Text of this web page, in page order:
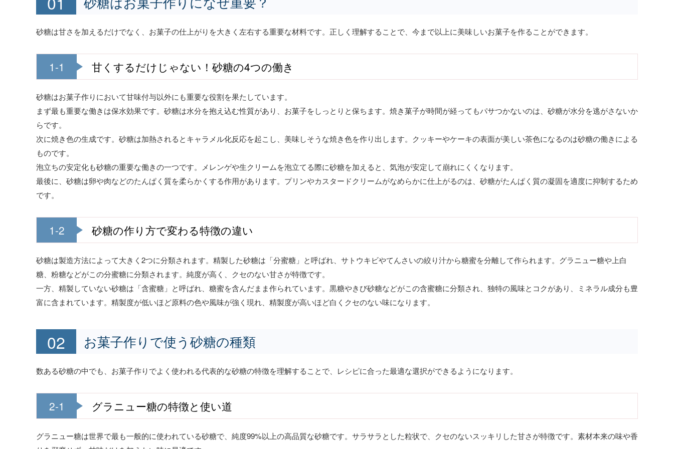
砂糖は甘さを加えるだけでなく、お菓子の仕上がりを大きく左右する重要な材料です。正しく理解することで、今まで以上に美味しいお菓子を作ることができます。
1-1 甘くするだけじゃない！砂糖の4つの働き
砂糖はお菓子作りにおいて甘味付与以外にも重要な役割を果たしています。
まず最も重要な働きは保水効果です。砂糖は水分を抱え込む性質があり、お菓子をしっとりと保ちます。焼き菓子が時間が経ってもパサつかないのは、砂糖が水分を逃がさないか
らです。
次に焼き色の生成です。砂糖は加熱されるとキャラメル化反応を起こし、美味しそうな焼き色を作り出します。クッキーやケーキの表面が美しい茶色になるのは砂糖の働きによる
ものです。
泡立ちの安定化も砂糖の重要な働きの一つです。メレンゲや生クリームを泡立てる際に砂糖を加えると、気泡が安定して崩れにくくなります。
最後に、砂糖は卵や肉などのたんぱく質を柔らかくする作用があります。プリンやカスタードクリームがなめらかに仕上がるのは、砂糖がたんぱく質の凝固を適度に抑制するため
です。
1-2 砂糖の作り方で変わる特徴の違い
砂糖は製造方法によって大きく2つに分類されます。精製した砂糖は「分蜜糖」と呼ばれ、サトウキビやてんさいの絞り汁から糖蜜を分離して作られます。グラニュー糖や上白
糖、粉糖などがこの分蜜糖に分類されます。純度が高く、クセのない甘さが特徴です。
一方、精製していない砂糖は「含蜜糖」と呼ばれ、糖蜜を含んだまま作られています。黒糖やきび砂糖などがこの含蜜糖に分類され、独特の風味とコクがあり、ミネラル成分も豊
富に含まれています。精製度が低いほど原料の色や風味が強く現れ、精製度が高いほど白くクセのない味になります。
お菓子作りで使う砂糖の種類
数ある砂糖の中でも、お菓子作りでよく使われる代表的な砂糖の特徴を理解することで、レシピに合った最適な選択ができるようになります。
2-1 グラニュー糖の特徴と使い道
グラニュー糖は世界で最も一般的に使われている砂糖で、純度99%以上の高品質な砂糖です。サラサラとした粒状で、クセのないスッキリした甘さが特徴です。素材本来の味や香